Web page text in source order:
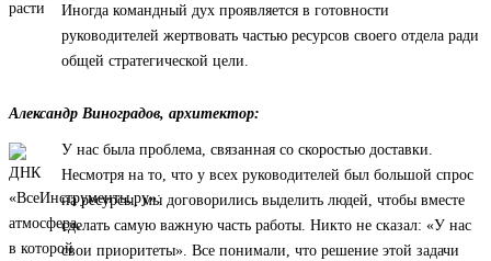
Иногда командный дух проявляется в готовности
руководителей жертвовать частью ресурсов своего отдела ради
общей стратегической цели.
Александр Виноградов, архитектор:
У нас была проблема, связанная со скоростью доставки.
Несмотря на то, что у всех руководителей был большой спрос
на ресурсы, мы договорились выделить людей, чтобы вместе
сделать самую важную часть работы. Никто не сказал: «У нас
свои приоритеты». Все понимали, что решение этой задачи